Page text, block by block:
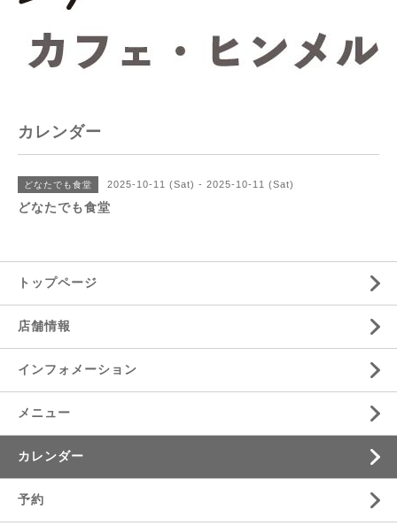
カレンダー
どなたでも食堂 2025-10-11 (Sat) - 2025-10-11 (Sat)
どなたでも食堂
トップページ
店舗情報
インフォメーション
メニュー
カレンダー
予約